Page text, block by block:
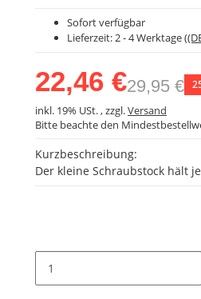
Sofort verfügbar
Lieferzeit: 2 - 4 Werktage
22,46 €29,95 €
inkl. 19% USt. , zzgl.Versand
Bitte beachte den
Kurzbeschreibung:
Der kleine Schraubstock hält